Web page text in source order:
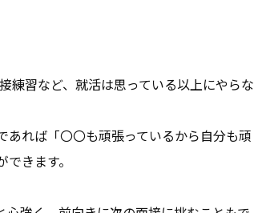
練習など、就活は思っている以上にやらな
れば「〇〇も頑張っているから自分も頑
きます。